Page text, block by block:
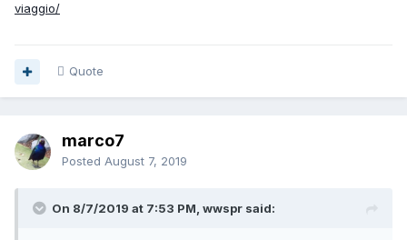
viaggio/
Quote
marco7
Posted August 7, 2019
On 8/7/2019 at 7:53 PM, wwspr said: